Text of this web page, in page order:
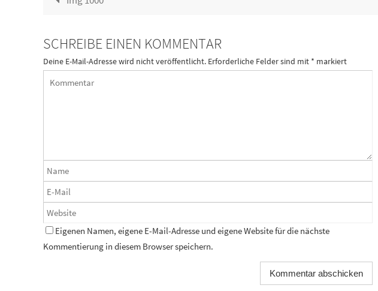
SCHREIBE EINEN KOMMENTAR
Deine E-Mail-Adresse wird nicht veröffentlicht. Erforderliche Felder sind mit * markiert
Eigenen Namen, eigene E-Mail-Adresse und eigene Website für die nächste
Kommentierung in diesem Browser speichern.